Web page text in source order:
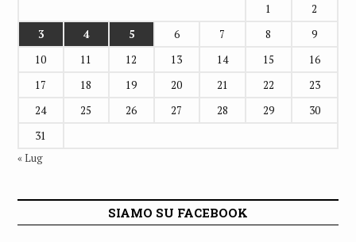
1
2
3
4 5 6 7 8
9
10
11 12 13 14 15
16
17
18 19 20 21 22
23
24
25 26 27 28 29
30
31
« Lug
SIAMO SU FACEBOOK